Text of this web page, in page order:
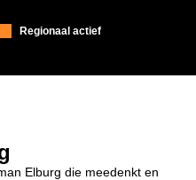
Regionaal actief
Elburg die meedenkt en